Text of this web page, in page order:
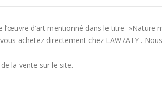
l’œuvre d’art mentionné dans le titre »Nature
achetez directement chez LAW7ATY .
la vente sur le site.